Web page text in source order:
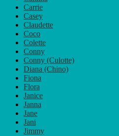
Carrie
Casey
Claudette
Coco
Colette
Conny
Conny (Culotte)
Diana (Chino)
Fiona
Flora
Janice
Janna
Jane
Jani
Jimmy